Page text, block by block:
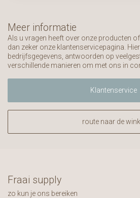
Meer informatie
Als u vragen heeft over onze producten
dan zeker onze klantenservicepagina.
bedrijfsgegevens, antwoorden op
verschillende manieren om met ons in
Klantenservice
route naar de
Fraai supply
zo kun je ons bereiken